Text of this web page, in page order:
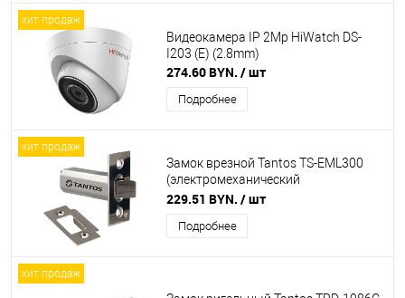
хит продаж
Видеокамера IP 2Mp HiWatch DS-
I203 (E) (2.8mm)
274.60 BYN. / шт
Подробнее
хит продаж
Замок врезной Tantos TS-EML300
(электромеханический
миниатюрный)
229.51 BYN. / шт
Подробнее
хит продаж